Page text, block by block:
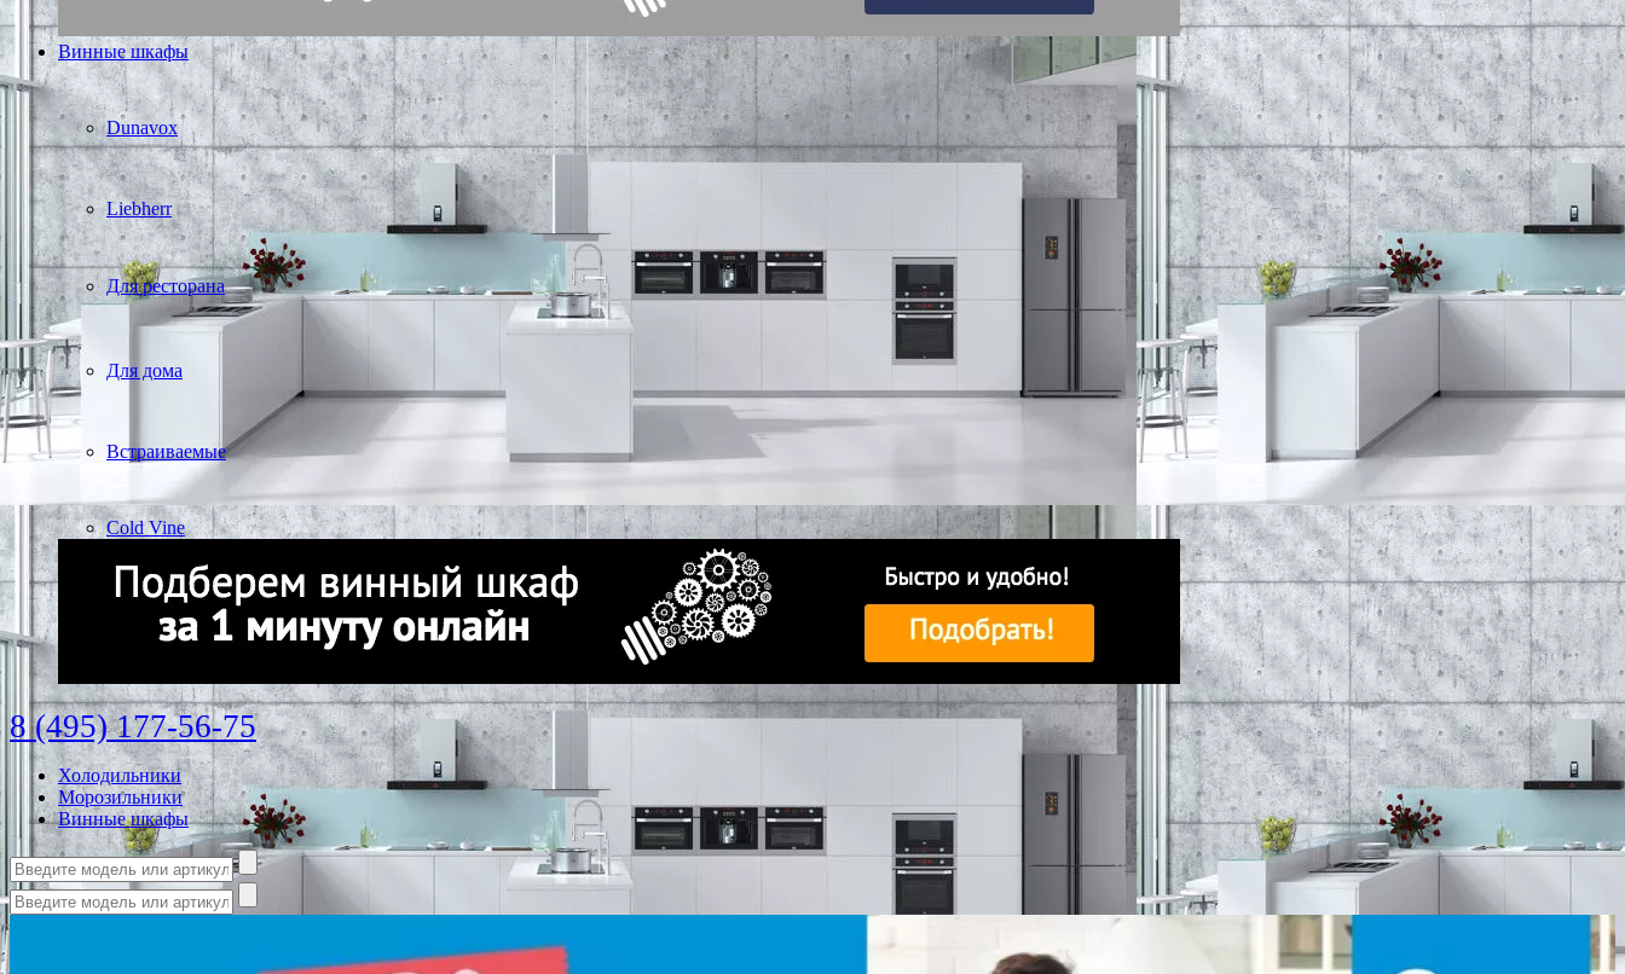
Винные шкафы
Dunavox
Liebherr
Для ресторана
Для дома
Встраиваемые
Cold Vine
8 (495) 177-56-75
Холодильники
Морозильники
Винные шкафы